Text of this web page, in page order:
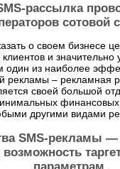
рассылка
сотовой
о своем бизнесе
и значительно
один из наиболее
рекламы –
своей большой
другими видами
SMS-рекламы
параметрам.